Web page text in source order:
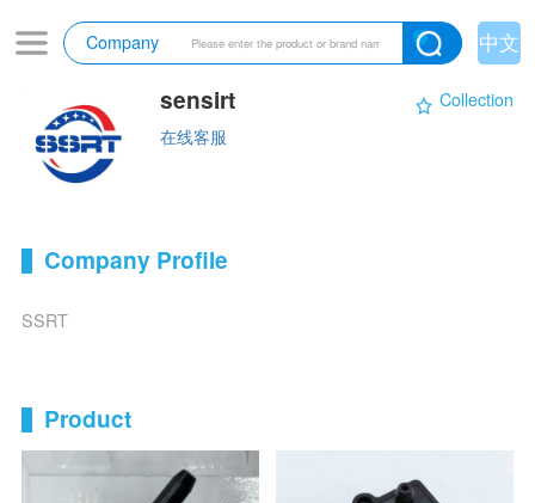
Company 中文
sensirt
Collection
在线客服
Company Profile
SSRT
Product